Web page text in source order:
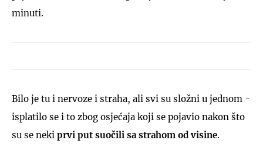
minuti.
Bilo je tu i nervoze i straha, ali svi su složni u jednom -
isplatilo se i to zbog osjećaja koji se pojavio nakon što
su se neki prvi put suočili sa strahom od visine.